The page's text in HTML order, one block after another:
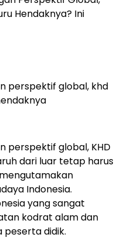
perspektif global, khd
perspektif global, KHD
dari luar tetap harus
Indonesia.
yang sangat
kodrat alam dan
peserta didik.